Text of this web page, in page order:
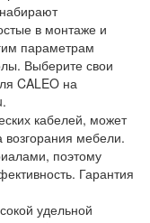
в монтаже и
параметрам
Выберите свои
CALEO на
кабелей, может
мебели.
поэтому
Гарантия
удельной